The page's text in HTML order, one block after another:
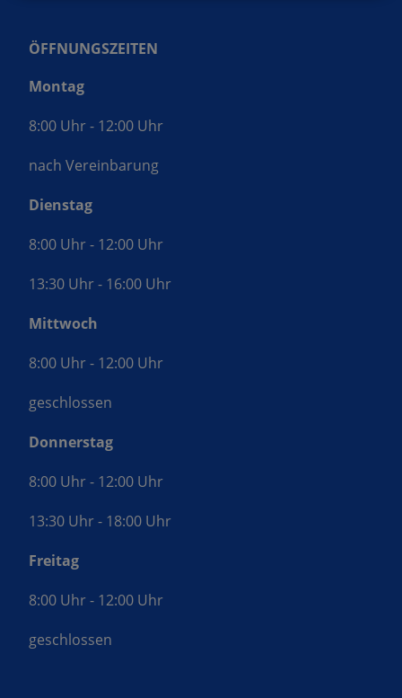
ÖFFNUNGSZEITEN
Montag
8:00 Uhr - 12:00 Uhr
nach Vereinbarung
Dienstag
8:00 Uhr - 12:00 Uhr
13:30 Uhr - 16:00 Uhr
Mittwoch
8:00 Uhr - 12:00 Uhr
geschlossen
Donnerstag
8:00 Uhr - 12:00 Uhr
13:30 Uhr - 18:00 Uhr
Freitag
8:00 Uhr - 12:00 Uhr
geschlossen